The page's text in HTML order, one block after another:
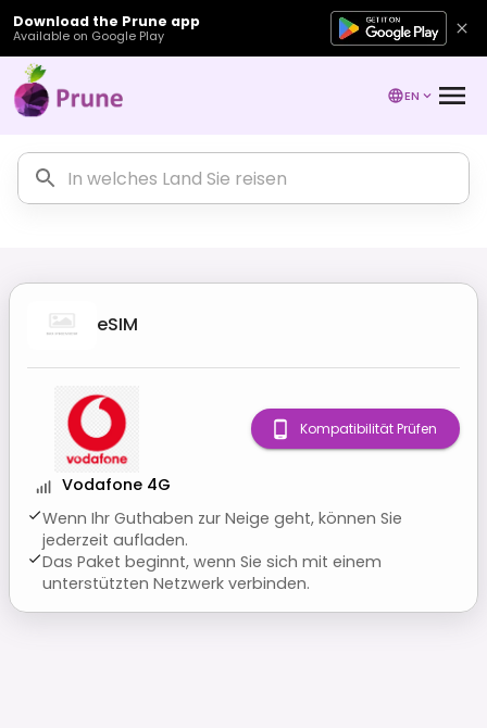
Download the Prune app
Available on Google Play
EN
eSIM
Vodafone 4G
Wenn Ihr Guthaben zur Neige geht, können Sie
jederzeit aufladen.
Das Paket beginnt, wenn Sie sich mit einem
unterstützten Netzwerk verbinden.
Kompatibilität Prüfen